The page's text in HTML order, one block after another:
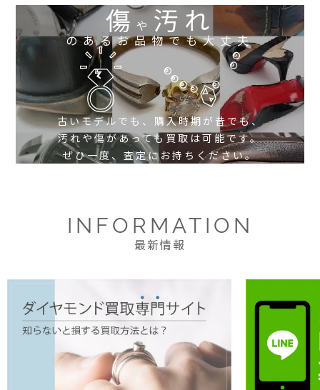
傷や 汚れ
のあるお品物でも大丈夫
古いモデルでも、購入時期が昔でも、
汚れや傷があっても買取は可能です。
ぜひ一度、査定にお持ちください。
INFORMATION
最新情報